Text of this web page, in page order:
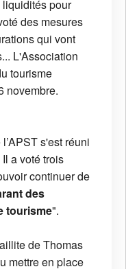
pour
des mesures
qui vont
L'Association
tourisme
novembre.
s'est réuni
a voté trois
continuer de
des
tourisme".
de Thomas
mettre en place